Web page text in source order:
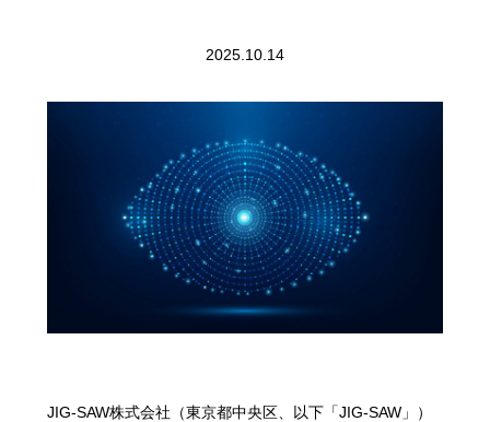
2025.10.14
JIG-SAW株式会社（東京都中央区、以下「JIG-SAW」）